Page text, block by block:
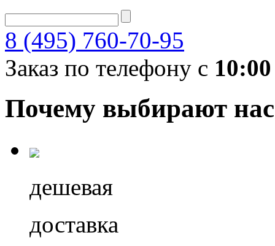
8 (495) 760-70-95
Заказ по телефону с 10:00
Почему выбирают нас
дешевая
доставка